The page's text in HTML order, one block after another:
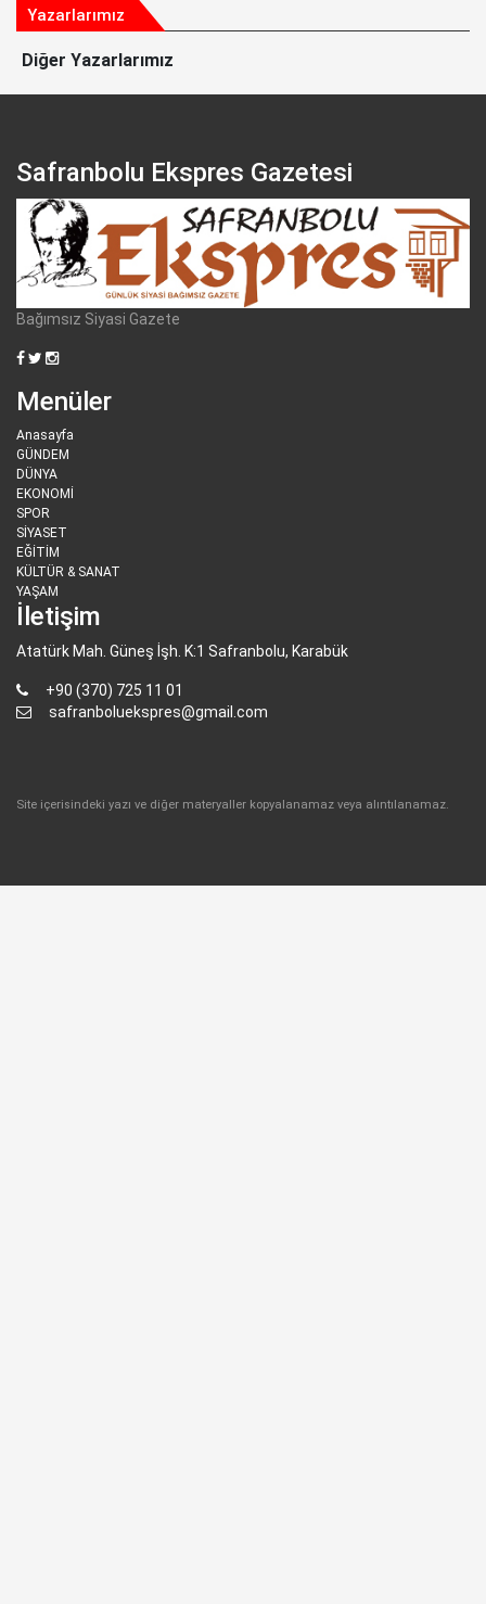
Yazarlarımız
Diğer Yazarlarımız
Safranbolu Ekspres Gazetesi
Bağımsız Siyasi Gazete
Menüler
Anasayfa
GÜNDEM
DÜNYA
EKONOMİ
SPOR
SİYASET
EĞİTİM
KÜLTÜR & SANAT
YAŞAM
İletişim
Atatürk Mah. Güneş İşh. K:1 Safranbolu, Karabük
+90 (370) 725 11 01
safranboluekspres@gmail.com
Site içerisindeki yazı ve diğer materyaller kopyalanamaz veya alıntılanamaz.